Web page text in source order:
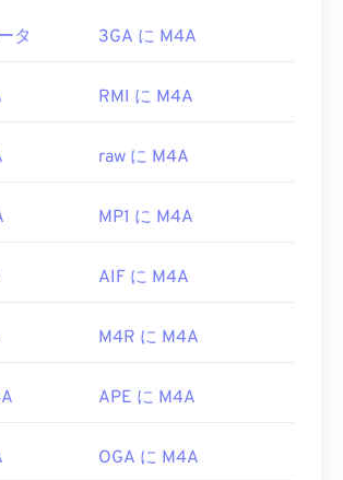
Media Playerを使用することをお勧
したWindows PCでのみ再生できま
アプレーヤー、Cyber​​link
ェブサイトにあるこの記事
2008
wiki/
イルを開くにはどうすれ
Player
など、ほとんどの一般的なオ
プログラムで開くことができます。
プログラムです。Windowsユーザー
た、ファイルをハイライト表示して
。
、 Elmedia Player、Winamp
Moving Pictures Experts
タ 3GA に M4A
RMI に M4A
raw に M4A
MP1 に M4A
AIF に M4A
M4R に M4A
APE に M4A
OGA に M4A